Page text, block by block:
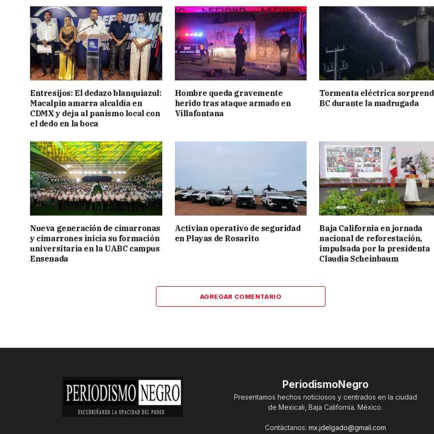
Entresijos: El dedazo blanquiazul:
Macalpin amarra alcaldía en
CDMX y deja al panismo local con
el dedo en la boca
Hombre queda gravemente
herido tras ataque armado en
Villafontana
Tormenta eléctrica
BC durante la madrugada
Nueva generación de cimarronas
y cimarrones inicia su formación
universitaria en la UABC campus
Ensenada
Activian operativo de seguridad
en Playas de Rosarito
Baja California en jornada
nacional de reforestación,
impulsada por la presidenta
Claudia Scheinbaum
AGREGAR COMENTARIO
PeriodismoNegro
Presentamos hechos noticiosos y centrados en la ciudad
de Mexicali, Baja California. México.
Contáctanos: mx.jdelgado@gmail.com